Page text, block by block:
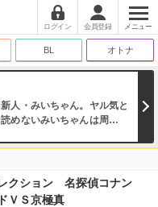
ログイン 会員登録 メニュー
BL オトナ
人・みいちゃん。ヤル気と
めないみいちゃんは周りか
クション 名探偵コナン
ＶＳ京極真